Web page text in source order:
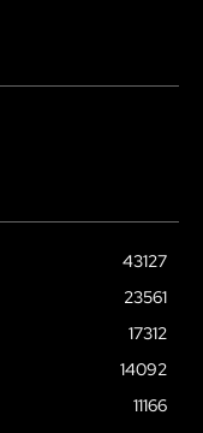
43127
23561
17312
14092
11166